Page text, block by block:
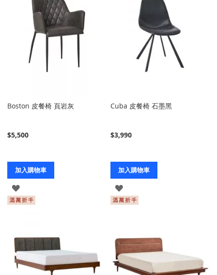
Boston 皮餐椅 頁岩灰
$5,500
加入購物車
登
入
Cuba 皮餐椅 石墨黑
$3,990
加入購物車
登
入